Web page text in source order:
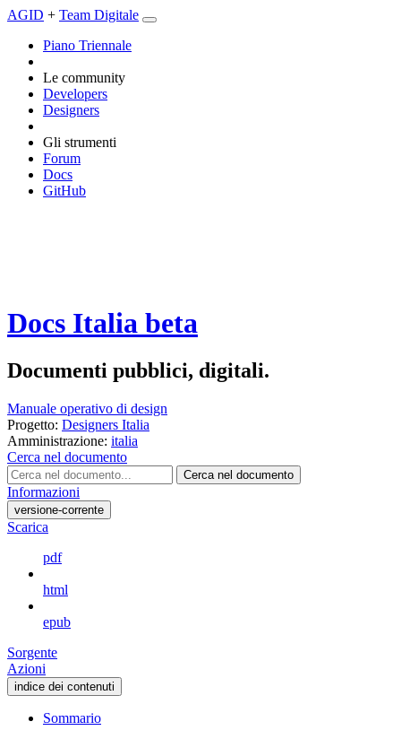
AGID + Team Digitale
Piano Triennale
Le community
Developers
Designers
Gli strumenti
Forum
Docs
GitHub
Docs Italia beta
Documenti pubblici, digitali.
Manuale operativo di design
Progetto: Designers Italia
Amministrazione: italia
Cerca nel documento
Cerca nel documento
Informazioni
versione-corrente
Scarica
pdf
html
epub
Sorgente
Azioni
indice dei contenuti
Sommario